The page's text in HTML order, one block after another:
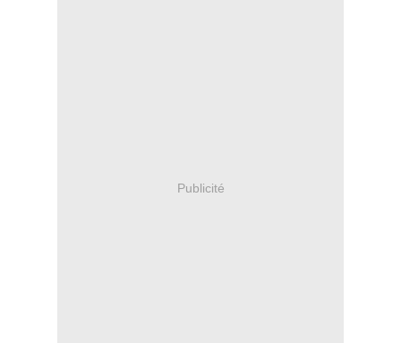
Publicité